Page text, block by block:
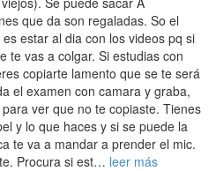
que da son regaladas. So el
estar al dia con los videos pq si
te vas a colgar. Si estudias con
copiarte lamento que se te será
el examen con camara y graba,
ver que no te copiaste. Tienes
y lo que haces y si se puede la
te va a mandar a prender el mic.
Procura si est… leer más